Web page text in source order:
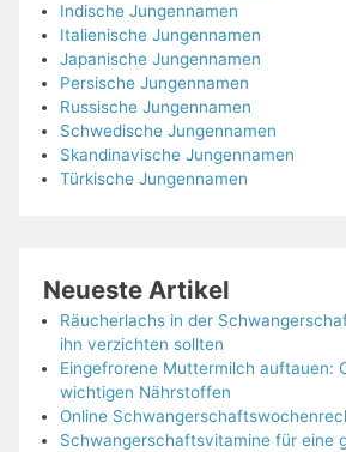
Indische Jungennamen
Italienische Jungennamen
Japanische Jungennamen
Persische Jungennamen
Russische Jungennamen
Schwedische Jungennamen
Skandinavische Jungennamen
Türkische Jungennamen
Neueste Artikel
Räucherlachs in der
ihn verzichten sollten
Eingefrorene Muttermilch auftauen:
wichtigen Nährstoffen
Online
Schwangerschaftsvitamine für eine